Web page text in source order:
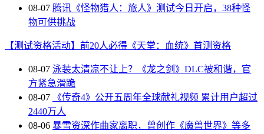
08-07 腾讯《怪物猎人：旅人》测试今日开启，38种怪
物可供挑战
【测试资格活动】前20人必得《天堂：血统》首测资格
08-07 泳装太清凉不让上？《龙之剑》DLC被和谐，官
方紧急滑跪
08-07
《传奇4》公开五周年全球献礼视频 累计用户超过
2440万人
08-06 暴雪资深作曲家离职，曾创作《魔兽世界》等多